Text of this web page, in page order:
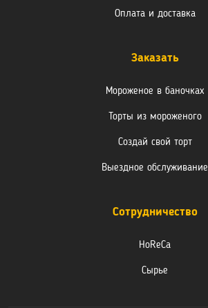
Оплата и доставка
Заказать
Мороженое в баночках
Торты из мороженого
Создай свой торт
Выездное обслуживание
Сотрудничество
HoReCa
Сырье